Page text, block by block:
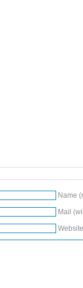
Name
Mail